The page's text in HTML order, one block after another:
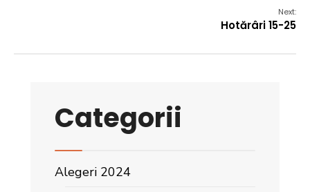
Next:
Hotărâri 15-25
Categorii
Alegeri 2024